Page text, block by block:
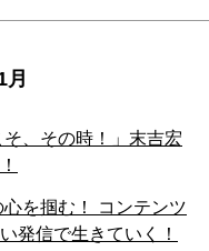
そ、その時！」末吉宏
心を掴む！ コンテンツ
発信で生きていく！